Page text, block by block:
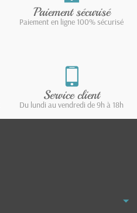
Paiement sécurisé
Paiement en ligne 100% sécurisé
Service client
Du lundi au vendredi de 9h à 18h